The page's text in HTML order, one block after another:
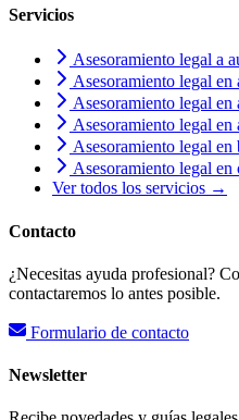
Servicios
Asesoramiento legal a
Asesoramiento legal en
Asesoramiento legal en
Asesoramiento legal
Asesoramiento legal en
Asesoramiento legal en
Ver todos los servicios →
Contacto
¿Necesitas ayuda profesional?
contactaremos lo antes posible.
Formulario de contacto
Newsletter